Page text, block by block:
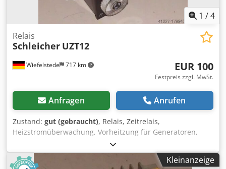
1 /4
Wiefelstede 717 km
Relais
Schleicher UZT12
EUR 100
Festpreis zzgl. MwSt.
Anfragen Anrufen
Zustand: gut (gebraucht), Relais, Zeitrelais,
Heizstromüberwachung, Vorheitzung für Generatoren,
Schütz, Halbleiterschütz, Contactor -T: 1,5-30 sec Crjdpsb A
Sklefx Agkef -U: AC/DC 24 V 50-60 Hz -Preis: pro Paket -
Anzahl: 7x Vorhanden -Gewicht: 0,2 kg
Kleinanzeige